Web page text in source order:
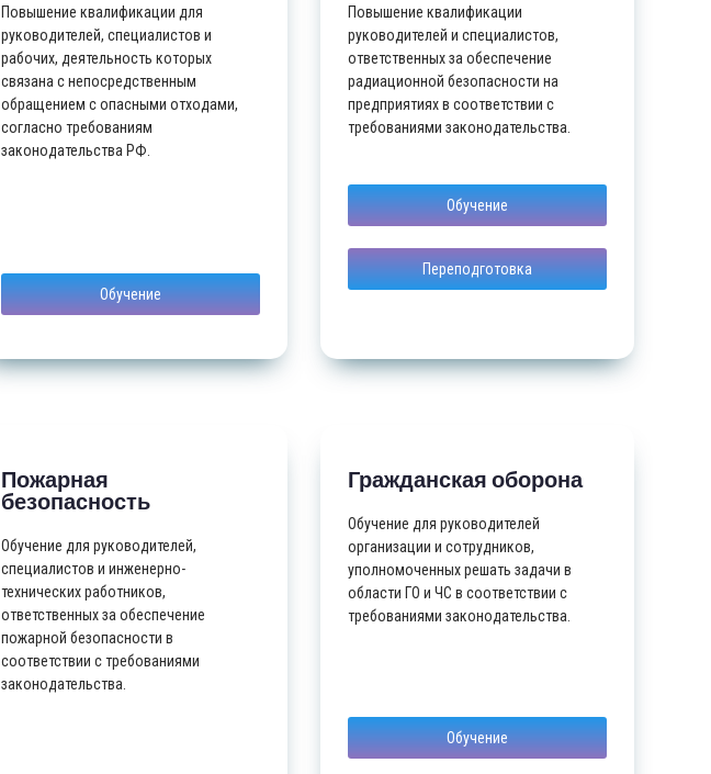
Повышение квалификации для
руководителей, специалистов и
рабочих, деятельность которых
связана с непосредственным
обращением с опасными отходами,
согласно требованиям
законодательства РФ.
Обучение
Повышение квалификации
руководителей и специалистов,
ответственных за обеспечение
радиационной безопасности на
предприятиях в соответствии с
требованиями законодательства.
Обучение
Переподготовка
Пожарная
безопасность
Обучение для руководителей,
специалистов и инженерно-
технических работников,
ответственных за обеспечение
пожарной безопасности в
соответствии с требованиями
законодательства.
Гражданская оборона
Обучение для руководителей
организации и сотрудников,
уполномоченных решать задачи в
области ГО и ЧС в соответствии с
требованиями законодательства.
Обучение